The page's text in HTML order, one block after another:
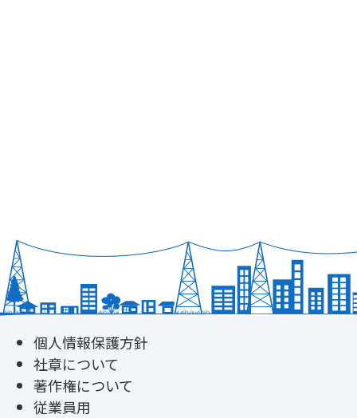
個人情報保護方針
社章について
著作権について
従業員用